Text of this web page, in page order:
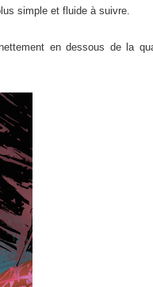
simple et fluide à suivre.
en dessous de la